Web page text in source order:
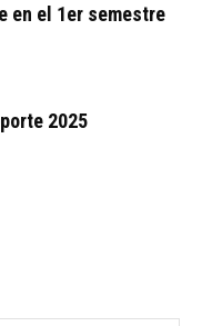
en el 1er semestre
2025